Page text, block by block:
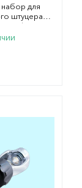
для
штуцера
Coltri
для Coltri
Din-Int